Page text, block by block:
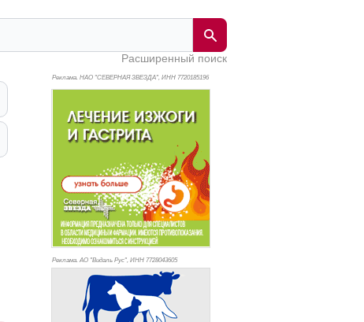
Расширенный поиск
Реклама. НАО "СЕВЕРНАЯ ЗВЕЗДА", ИНН 7720185196
Реклама. АО "Видаль Рус", ИНН 7728043605